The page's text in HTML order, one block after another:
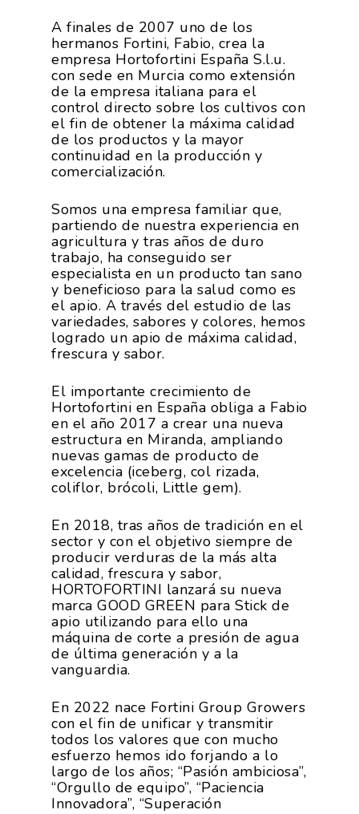
A finales de 2007 uno de los
hermanos Fortini, Fabio, crea la
empresa Hortofortini España S.l.u.
con sede en Murcia como extensión
de la empresa italiana para el
control directo sobre los cultivos con
el fin de obtener la máxima calidad
de los productos y la mayor
continuidad en la producción y
comercialización.
Somos una empresa familiar que,
partiendo de nuestra experiencia en
agricultura y tras años de duro
trabajo, ha conseguido ser
especialista en un producto tan sano
y beneficioso para la salud como es
el apio. A través del estudio de las
variedades, sabores y colores, hemos
logrado un apio de máxima calidad,
frescura y sabor.
El importante crecimiento de
Hortofortini en España obliga a Fabio
en el año 2017 a crear una nueva
estructura en Miranda, ampliando
nuevas gamas de producto de
excelencia (iceberg, col rizada,
coliflor, brócoli, Little gem).
En 2018, tras años de tradición en el
sector y con el objetivo siempre de
producir verduras de la más alta
calidad, frescura y sabor,
HORTOFORTINI lanzará su nueva
marca GOOD GREEN para Stick de
apio utilizando para ello una
máquina de corte a presión de agua
de última generación y a la
vanguardia.
En 2022 nace Fortini Group Growers
con el fin de unificar y transmitir
todos los valores que con mucho
esfuerzo hemos ido forjando a lo
largo de los años; “Pasión ambiciosa”,
“Orgullo de equipo”, “Paciencia
Innovadora”, “Superación